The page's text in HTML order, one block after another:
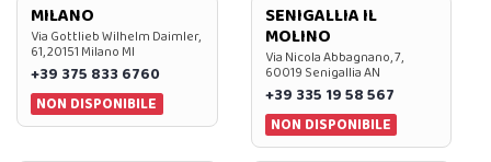
MILANO
Via Gottlieb Wilhelm Daimler,
61, 20151 Milano MI
+39 375 833 6760
NON DISPONIBILE
SENIGALLIA IL
MOLINO
Via Nicola Abbagnano, 7,
60019 Senigallia AN
+39 335 19 58 567
NON DISPONIBILE